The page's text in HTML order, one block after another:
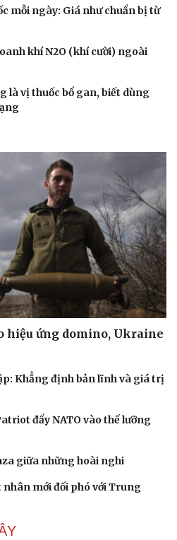
mỗi ngày: Giá như chuẩn bị từ
khí N2O (khí cười) ngoài
là vị thuốc bổ gan, biết dùng
hiệu ứng domino, Ukraine
Khẳng định bản lĩnh và giá trị
đẩy NATO vào thế lưỡng
giữa những hoài nghi
nhân mới đối phó với Trung